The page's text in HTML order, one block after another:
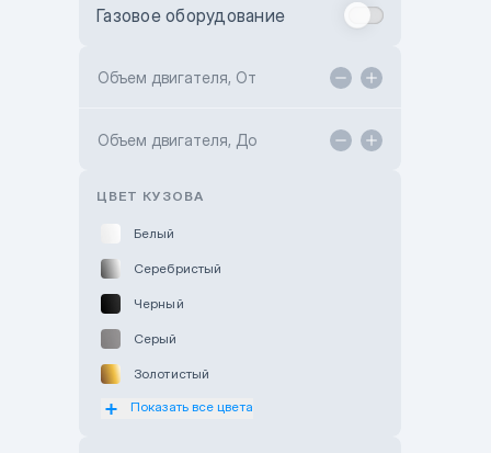
Toyota Kokshetau
Hyundai ShymCity
Газовое оборудование
Объем двигателя, От
Объем двигателя, До
ЦВЕТ КУЗОВА
Белый
Серебристый
Черный
Серый
Золотистый
Оранжевый
Показать все цвета